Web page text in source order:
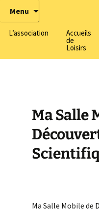
ÉbulliScience
Tous chercheurs,
Menu
L’association
L’équipe
Nos champs
Nous soutenir
Accueils
de
Loisirs
Ma Salle
Ma Salle Mobile de